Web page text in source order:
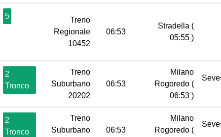
5
Treno
Regionale
10452
06:53
Stradella (
05:55 )
2
Tronco
Treno
Suburbano
20202
06:53
Milano
Rogoredo (
06:53 )
2
Tronco
Treno
Suburbano
06:53
Milano
Rogoredo (